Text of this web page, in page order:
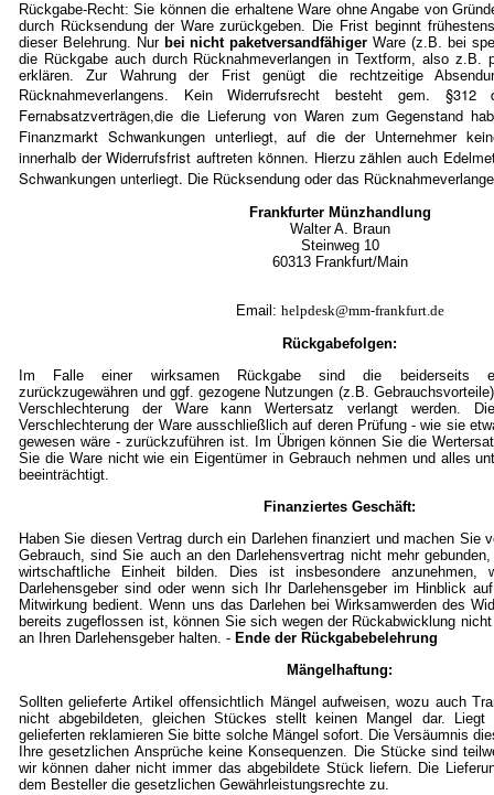
Rückgabe-Recht: Sie können die erhaltene Ware ohne Angabe von
durch Rücksendung der Ware zurückgeben. Die Frist beginnt
dieser Belehrung. Nur bei nicht paketversandfähiger Ware (z.B. bei
die Rückgabe auch durch Rücknahmeverlangen in Textform, also z.B.
erklären. Zur Wahrung der Frist genügt die rechtzeitige
Rücknahmeverlangens. Kein Widerrufsrecht besteht gem.
Fernabsatzverträgen,die die Lieferung von Waren zum Gegenstand
Finanzmarkt Schwankungen unterliegt, auf die der Unternehmer
innerhalb der Widerrufsfrist auftreten können. Hierzu zählen auch
Schwankungen unterliegt. Die Rücksendung oder das
Frankfurter Münzhandlung
Walter A. Braun
Steinweg 10
60313 Frankfurt/Main
Email: helpdesk@mm-frankfurt.de
Rückgabefolgen:
Im Falle einer wirksamen Rückgabe sind die beiderseits
zurückzugewähren und ggf. gezogene Nutzungen (z.B.
Verschlechterung der Ware kann Wertersatz verlangt werden.
Verschlechterung der Ware ausschließlich auf deren Prüfung - wie sie
gewesen wäre - zurückzuführen ist. Im Übrigen können Sie die
Sie die Ware nicht wie ein Eigentümer in Gebrauch nehmen und alles
beeinträchtigt.
Finanziertes Geschäft:
Haben Sie diesen Vertrag durch ein Darlehen finanziert und machen Sie
Gebrauch, sind Sie auch an den Darlehensvertrag nicht mehr
wirtschaftliche Einheit bilden. Dies ist insbesondere anzunehmen,
Darlehensgeber sind oder wenn sich Ihr Darlehensgeber im Hinblick
Mitwirkung bedient. Wenn uns das Darlehen bei Wirksamwerden des
bereits zugeflossen ist, können Sie sich wegen der Rückabwicklung
an Ihren Darlehensgeber halten. - Ende der Rückgabebelehrung
Mängelhaftung:
Sollten gelieferte Artikel offensichtlich Mängel aufweisen, wozu auch
nicht abgebildeten, gleichen Stückes stellt keinen Mangel dar.
gelieferten reklamieren Sie bitte solche Mängel sofort. Die Versäumnis
Ihre gesetzlichen Ansprüche keine Konsequenzen. Die Stücke sind
wir können daher nicht immer das abgebildete Stück liefern. Die
dem Besteller die gesetzlichen Gewährleistungsrechte zu.